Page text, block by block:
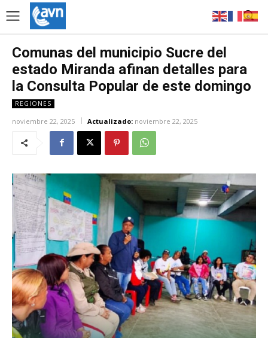
Comunas del municipio Sucre del
estado Miranda afinan detalles para
la Consulta Popular de este domingo
REGIONES
noviembre 22, 2025 Actualizado: noviembre 22, 2025